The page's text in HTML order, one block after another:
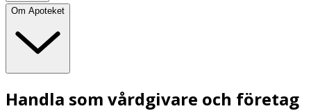
Om Apoteket
Handla som vårdgivare och företag